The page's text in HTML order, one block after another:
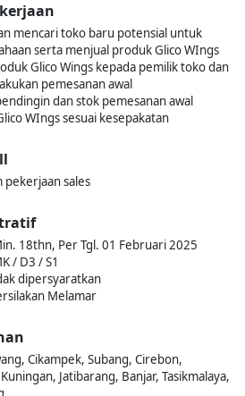
mencari toko baru potensial untuk
serta menjual produk Glico WIngs
Glico Wings kepada pemilik toko dan
pemesanan awal
dan stok pemesanan awal
WIngs sesuai kesepakatan
pekerjaan sales
18thn, Per Tgl. 01 Februari 2025
/ D3 / S1
dipersyaratkan
Melamar
Cikampek, Subang, Cirebon,
Jatibarang, Banjar, Tasikmalaya,